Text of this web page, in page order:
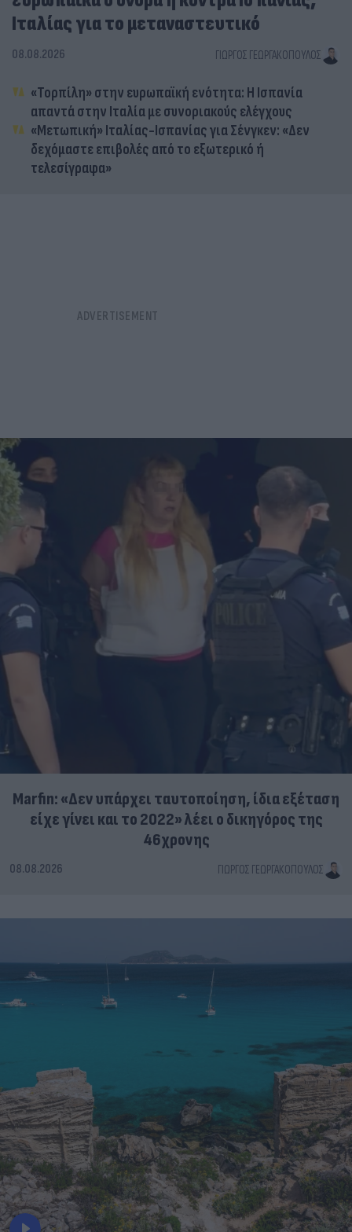
Ιταλίας για το μεταναστευτικό
08.08.2026 ΓΙΏΡΓΟΣ ΓΕΩΡΓΑΚΌΠΟΥΛΟΣ
«Τορπίλη» στην ευρωπαϊκή ενότητα: Η Ισπανία
απαντά στην Ιταλία με συνοριακούς ελέγχους
«Μετωπική» Ιταλίας-Ισπανίας για Σένγκεν: «Δεν
δεχόμαστε επιβολές από το εξωτερικό ή
τελεσίγραφα»
Marfin: «Δεν υπάρχει ταυτοποίηση, ίδια εξέταση
είχε γίνει και το 2022» λέει ο δικηγόρος της
46χρονης
08.08.2026 ΓΙΏΡΓΟΣ ΓΕΩΡΓΑΚΌΠΟΥΛΟΣ